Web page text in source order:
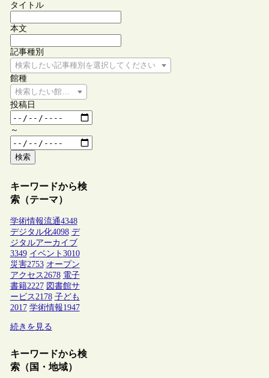
タイトル
本文
記事種別
検索したい記事種別を選択してください
館種
検索したい館種を選択してください
投稿日
～
検索
キーワードから検
索（テーマ）
学術情報流通4348
デジタル化4098 デ
ジタルアーカイブ
3349 イベント 3010
災害2753 オープン
アクセス2678 電子
書籍2227 図書館サ
ービス2178 子ども
2017 学術情報1947
続きを見る
キーワードから検
索（国・地域）